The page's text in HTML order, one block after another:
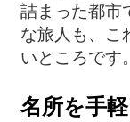
詰まった都市
な旅人も、こ
いところです。
名所を手